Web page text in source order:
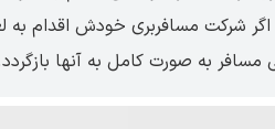
شرکت‌ مسافربری خودش اقدام به
به صورت کامل به آنها